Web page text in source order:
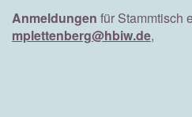
Anmeldungen für Stammtisch
mplettenberg@hbiw.de,